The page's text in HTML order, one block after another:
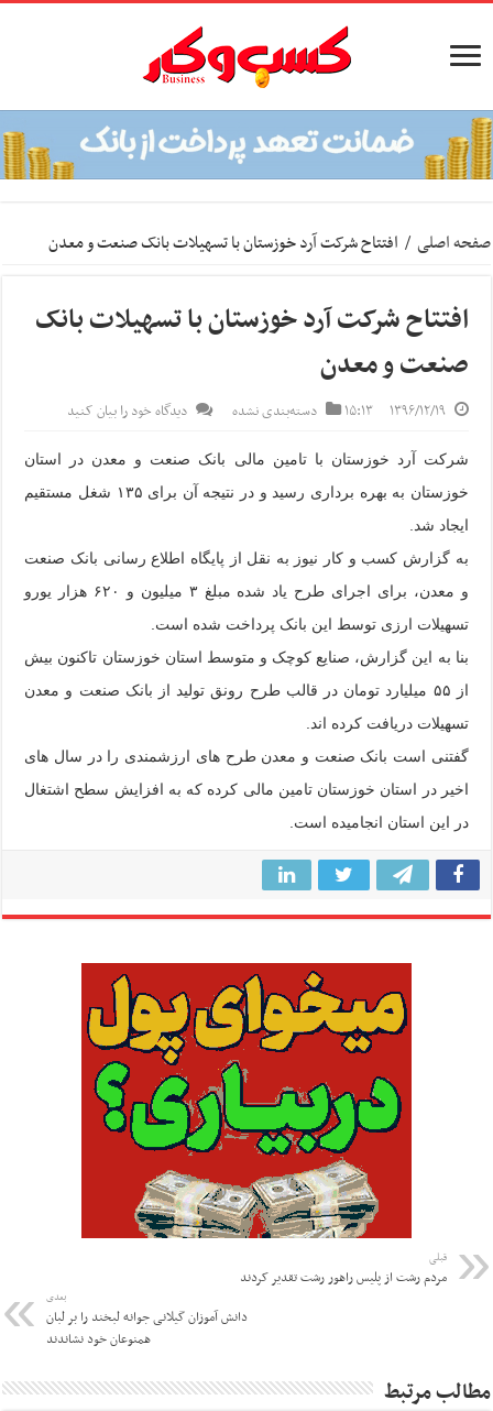
صفحه اصلی / افتتاح شرکت آرد خوزستان با تسهیلات بانک صنعت و معدن
افتتاح شرکت آرد خوزستان با تسهیلات بانک
صنعت و معدن
۱۳۹۶/۱۲/۱۹ ۱۵:۱۳ دسته‌بندی نشده دیدگاه خود را بیان کنید
شرکت آرد خوزستان با تامین مالی بانک صنعت و معدن در استان
خوزستان به بهره برداری رسید و در نتیجه آن برای ۱۳۵ شغل مستقیم
ایجاد شد.
به گزارش کسب و کار نیوز به نقل از پایگاه اطلاع رسانی بانک صنعت
و معدن، برای اجرای طرح یاد شده مبلغ ۳ میلیون و ۶۲۰ هزار یورو
تسهیلات ارزی توسط این بانک پرداخت شده است.
بنا به این گزارش، صنایع کوچک و متوسط استان خوزستان تاکنون بیش
از ۵۵ میلیارد تومان در قالب طرح رونق تولید از بانک صنعت و معدن
تسهیلات دریافت کرده اند.
گفتنی است بانک صنعت و معدن طرح های ارزشمندی را در سال های
اخیر در استان خوزستان تامین مالی کرده که به افزایش سطح اشتغال
در این استان انجامیده است.
قبلی
مردم رشت از پلیس راهور رشت تقدیر کردند
بعدی
دانش آموزان گیلانی جوانه لبخند را بر لبان
همنوعان خود نشاندند
مطالب مرتبط